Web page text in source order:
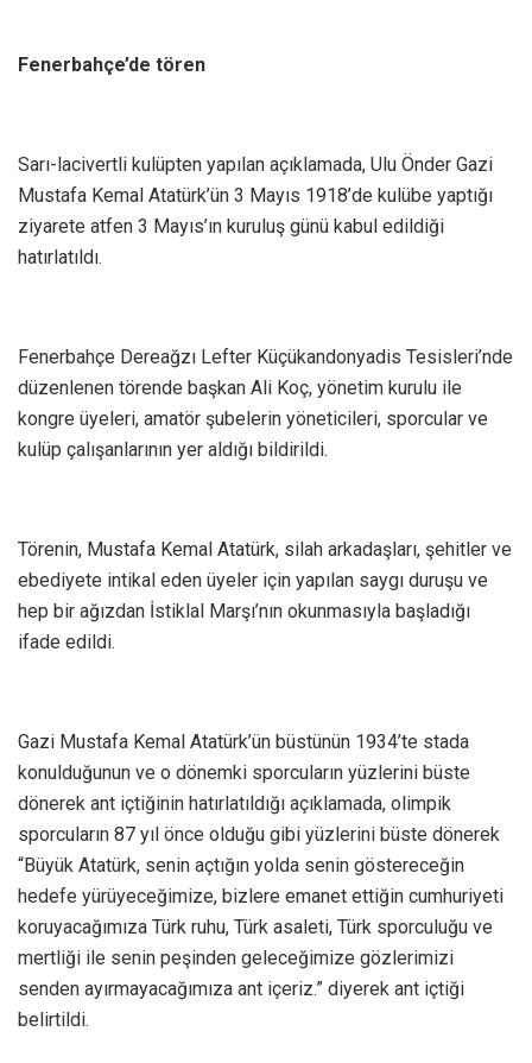
Fenerbahçe’de tören
Sarı-lacivertli kulüpten yapılan açıklamada, Ulu Önder Gazi
Mustafa Kemal Atatürk’ün 3 Mayıs 1918’de kulübe yaptığı
ziyarete atfen 3 Mayıs’ın kuruluş günü kabul edildiği
hatırlatıldı.
Fenerbahçe Dereağzı Lefter Küçükandonyadis Tesisleri’nde
düzenlenen törende başkan Ali Koç, yönetim kurulu ile
kongre üyeleri, amatör şubelerin yöneticileri, sporcular ve
kulüp çalışanlarının yer aldığı bildirildi.
Törenin, Mustafa Kemal Atatürk, silah arkadaşları, şehitler ve
ebediyete intikal eden üyeler için yapılan saygı duruşu ve
hep bir ağızdan İstiklal Marşı’nın okunmasıyla başladığı
ifade edildi.
Gazi Mustafa Kemal Atatürk’ün büstünün 1934’te stada
konulduğunun ve o dönemki sporcuların yüzlerini büste
dönerek ant içtiğinin hatırlatıldığı açıklamada, olimpik
sporcuların 87 yıl önce olduğu gibi yüzlerini büste dönerek
“Büyük Atatürk, senin açtığın yolda senin göstereceğin
hedefe yürüyeceğimize, bizlere emanet ettiğin cumhuriyeti
koruyacağımıza Türk ruhu, Türk asaleti, Türk sporculuğu ve
mertliği ile senin peşinden geleceğimize gözlerimizi
senden ayırmayacağımıza ant içeriz.” diyerek ant içtiği
belirtildi.